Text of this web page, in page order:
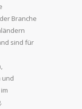
Branche
sind für
und